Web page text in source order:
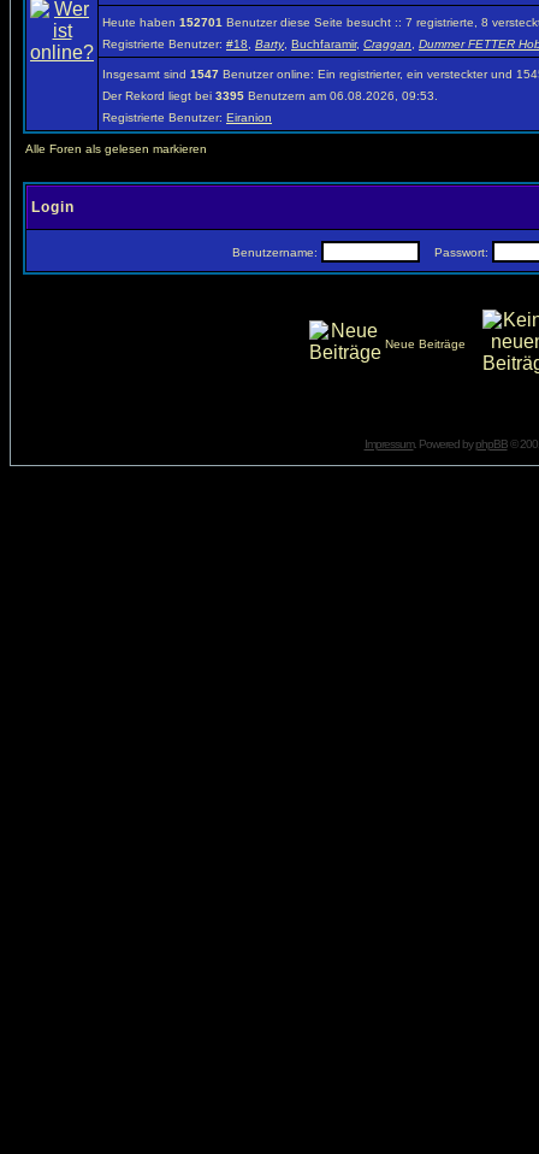
Heute haben 152701 Benutzer diese Seite besucht :: 7 registrierte, 8
Registrierte Benutzer: #18 Barty, Buchfaramir, Craggan Dummer FETTER
Insgesamt sind 1547 Benutzer online: Ein registrierter, ein versteckter und
Der Rekord liegt bei 3395 Benutzern am 06.08.2026, 09:53.
Registrierte Benutzer: Eiranion
Alle Foren als gelesen markieren
Login
Benutzername: Passwort:
Neue Beiträge
Impressum. Powered byphpBB©